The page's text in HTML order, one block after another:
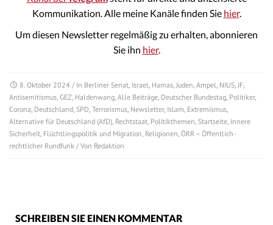
Kommunikation. Alle meine Kanäle finden Sie hier.
Um diesen Newsletter regelmäßig zu erhalten, abonnieren
Sie ihn hier.
8. Oktober 2024 / In Berliner Senat Israel Hamas Juden Ampel NIUS JF
Antisemitismus GEZ Haldenwang Alle Beiträge Deutscher Bundestag Politiker,
Corona Deutschland SPD Terrorismus Newsletter, Islam Extremismus
Alternative für Deutschland (AfD) Rechtstaat Politikthemen Startseite Innere
Sicherheit Flüchtlingspolitik und Migration Religionen ÖRR – Öffentlich-
rechtlicher Rundfunk / Von Redaktion
SCHREIBEN SIE EINEN KOMMENTAR